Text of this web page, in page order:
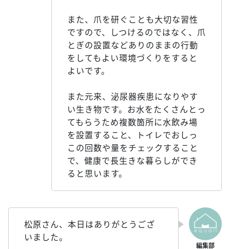
また、爪を研ぐことも大切な習性
ですので、しつけるのではなく、爪
とぎの設置などありのままの行動
をしてもよい環境づくりをすると
よいです。
また元来、泌尿器疾患になりやす
い生き物です。お水をたくさんとっ
てもらうため複数箇所に水飲み場
を設置すること、トイレでおしっ
この回数や量をチェックすること
で、健康で長生きな暮らしができ
ると思います。
松原さん、本日はありがとうござ
いました。